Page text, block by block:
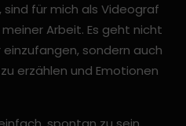
für mich als Videograf
Arbeit. Es geht nicht
einzufangen, sondern auch
erzählen und Emotionen